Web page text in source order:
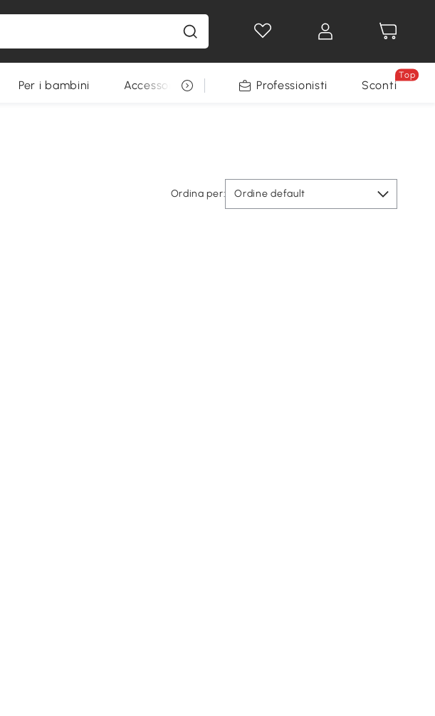
Per i bambini Accessori per animali Professionisti Sconti
Top
Ordina per: Ordine default